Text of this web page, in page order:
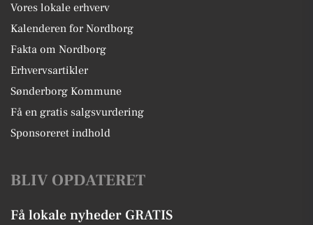
Vores lokale erhverv
Kalenderen for Nordborg
Fakta om Nordborg
Erhvervsartikler
Sønderborg Kommune
Få en gratis salgsvurdering
Sponsoreret indhold
BLIV OPDATERET
Få lokale nyheder GRATIS